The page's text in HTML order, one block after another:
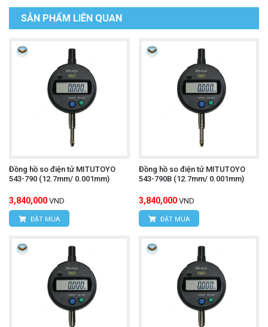
SẢN PHẨM LIÊN QUAN
Đồng hồ so điện tử MITUTOYO
543-790 (12.7mm/ 0.001mm)
3,840,000 VND
ĐẶT MUA
Đồng hồ so điện tử MITUTOYO
543-790B (12.7mm/ 0.001mm)
3,840,000 VND
ĐẶT MUA